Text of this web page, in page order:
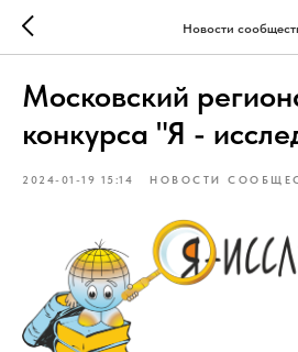
Новости
Московский
конкурса "Я -
2024-01-19 15:14 НОВОСТИ